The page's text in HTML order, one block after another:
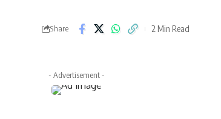
Share 2 Min Read
- Advertisement -